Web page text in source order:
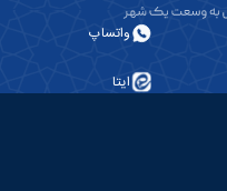
واتساپ
ایتا